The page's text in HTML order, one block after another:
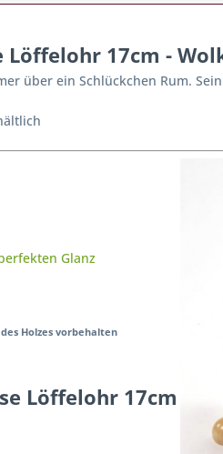
17cm -
über ein Schlückchen Rum.
Glanz
Holzes vorbehalten
Löffelohr 17cm